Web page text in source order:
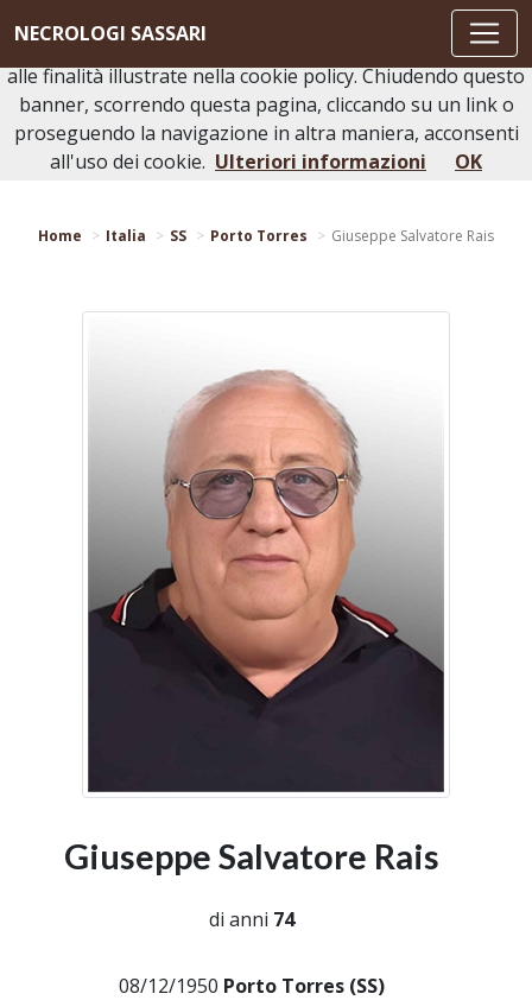
NECROLOGI SASSARI
Torna indietro Stampa bacheca
Home Italia SS Porto Torres Giuseppe Salvatore Rais
Giuseppe Salvatore Rais
di anni 74
08/12/1950 Porto Torres (SS)
Questo sito o gli strumenti terzi da questo utilizzati si
avvalgono di cookie necessari al funzionamento ed utili
alle finalità illustrate nella cookie policy. Chiudendo questo
banner, scorrendo questa pagina, cliccando su un link o
proseguendo la navigazione in altra maniera, acconsenti
all'uso dei cookie. Ulteriori informazioni OK